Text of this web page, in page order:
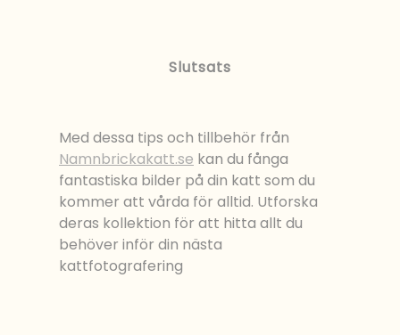
Slutsats
Med dessa tips och tillbehör från
Namnbrickakatt.se kan du fånga
fantastiska bilder på din katt som du
kommer att vårda för alltid. Utforska
deras kollektion för att hitta allt du
behöver inför din nästa
kattfotografering